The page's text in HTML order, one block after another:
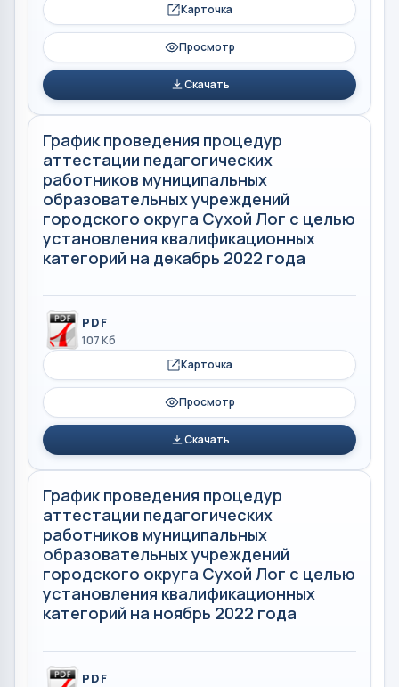
Карточка
Просмотр
Скачать
График проведения процедур
аттестации педагогических
работников муниципальных
образовательных учреждений
городского округа Сухой Лог с целью
установления квалификационных
категорий на декабрь 2022 года
PDF
107 Кб
Карточка
Просмотр
Скачать
График проведения процедур
аттестации педагогических
работников муниципальных
образовательных учреждений
городского округа Сухой Лог с целью
установления квалификационных
категорий на ноябрь 2022 года
PDF